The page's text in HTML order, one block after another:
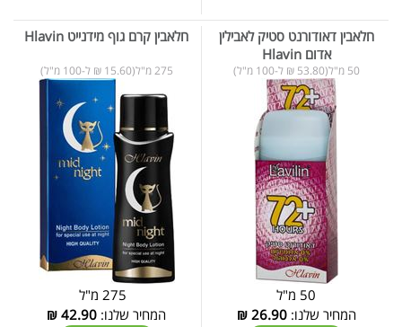
חלאבין דאודורנט סטיק לאבילין
אדום Hlavin
50 מ"ל(53.80 ₪ ל-100 מ"ל)
50 מ"ל
המחיר שלנו:26.90
₪
חלאבין קרם גוף מידנייט Hlavin
275 מ"ל(15.60 ₪ ל-100 מ"ל)
המחיר שלנו: 42.90
₪